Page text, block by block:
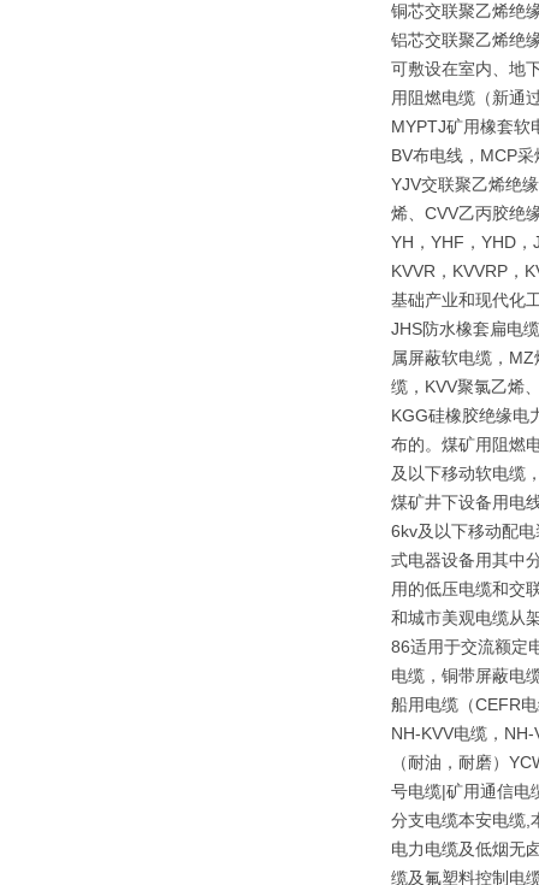
铜芯交联聚乙烯绝
铝芯交联聚乙烯绝
可敷设在室内、地
用阻燃电缆（新通
MYPTJ矿用橡套软
BV布电线，MCP
YJV交联聚乙烯绝
烯、CVV乙丙胶绝
YH，YHF，YHD，
KVVR，KVVRP，
基础产业和现代化
JHS防水橡套扁电
属屏蔽软电缆，
缆，KVV聚氯乙烯
KGG硅橡胶绝缘电
布的。煤矿用阻燃
及以下移动软电缆
煤矿井下设备用电
6kv及以下移动配
式电器设备用其中
用的低压电缆和交
和城市美观电缆从
86适用于交流额定
电缆，铜带屏蔽电
船用电缆（CEFR
NH-KVV电缆，
（耐油，耐磨）
号电缆|矿用通信电
分支电缆本安电缆,
电力电缆及低烟无
缆及氟塑料控制电